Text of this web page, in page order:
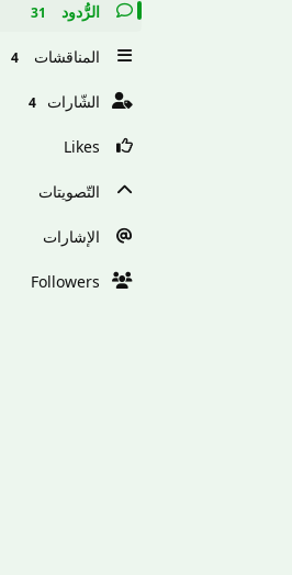
الرُّدود 31
المناقشات 4
الشّارات 4
Likes
التّصويتات
الإشارات
Followers